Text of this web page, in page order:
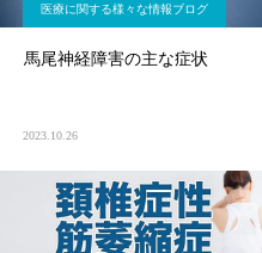
医療に関する様々な情報ブログ
馬尾神経障害の主な症状
2023.10.26